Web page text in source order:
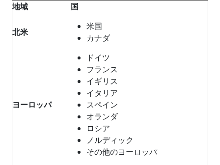
地域
国
北米
米国
カナダ
ヨーロッパ
ドイツ
フランス
イギリス
イタリア
スペイン
オランダ
ロシア
ノルディック
その他のヨーロッパ